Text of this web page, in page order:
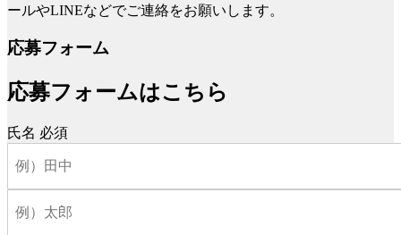
ールやLINEなどでご連絡をお願いします。
応募フォーム
応募フォームはこちら
氏名 必須